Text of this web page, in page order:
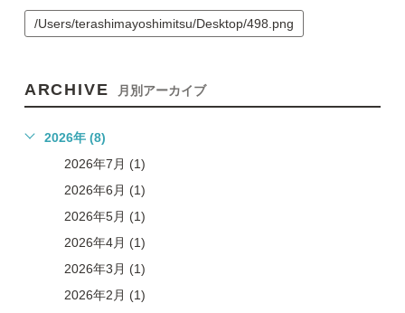
/Users/terashimayoshimitsu/Desktop/498.png
ARCHIVE 月別アーカイブ
2026年 (8)
2026年7月 (1)
2026年6月 (1)
2026年5月 (1)
2026年4月 (1)
2026年3月 (1)
2026年2月 (1)